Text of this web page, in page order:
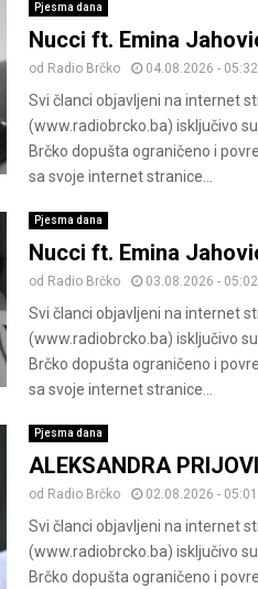
Pjesma dana
Nucci ft. Emina
od Radio Brčko 04.08.2026 - 05:32
Svi članci objavljeni na internet
(www.radiobrcko.ba) isključivo
Brčko dopušta ograničeno i
sa svoje internet stranice...
Pjesma dana
Nucci ft. Emina
od Radio Brčko 03.08.2026 - 05:02
Svi članci objavljeni na internet
(www.radiobrcko.ba) isključivo
Brčko dopušta ograničeno i
sa svoje internet stranice...
Pjesma dana
ALEKSANDRA
od Radio Brčko 02.08.2026 - 05:01
Svi članci objavljeni na internet
(www.radiobrcko.ba) isključivo
Brčko dopušta ograničeno i